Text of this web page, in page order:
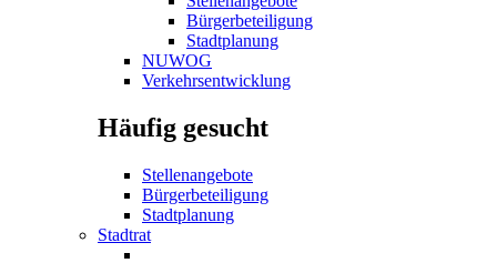
Bürgerbeteiligung
Stadtplanung
NUWOG
Verkehrsentwicklung
Häufig gesucht
Stellenangebote
Bürgerbeteiligung
Stadtplanung
Stadtrat